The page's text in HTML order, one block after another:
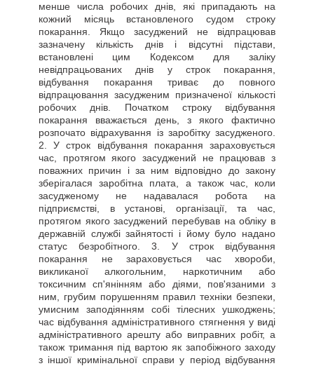
менше числа робочих днів, які припадають на
кожний місяць встановленого судом строку
покарання. Якщо засуджений не відпрацював
зазначену кількість днів і відсутні підстави,
встановлені цим Кодексом для заліку
невідпрацьованих днів у строк покарання,
відбування покарання триває до повного
відпрацювання засудженим призначеної кількості
робочих днів. Початком строку відбування
покарання вважається день, з якого фактично
розпочато відрахування із заробітку засудженого.
2. У строк відбування покарання зараховується
час, протягом якого засуджений не працював з
поважних причин і за ним відповідно до закону
зберігалася заробітна плата, а також час, коли
засудженому не надавалася робота на
підприємстві, в установі, організації, та час,
протягом якого засуджений перебував на обліку в
державній службі зайнятості і йому було надано
статус безробітного. 3. У строк відбування
покарання не зараховується час хвороби,
викликаної алкогольним, наркотичним або
токсичним сп'янінням або діями, пов'язаними з
ним, грубим порушенням правил техніки безпеки,
умисним заподіянням собі тілесних ушкоджень;
час відбування адміністративного стягнення у виді
адміністративного арешту або виправних робіт, а
також тримання під вартою як запобіжного заходу
з іншої кримінальної справи у період відбування